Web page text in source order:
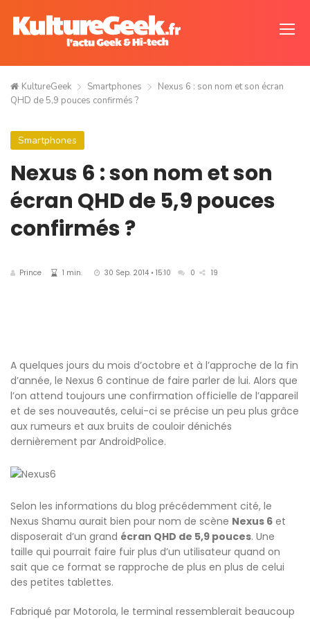
KultureGeek Smartphones
Nexus 6 : son nom et son écran
QHD de 5,9 pouces confirmés ?
Smartphones
Nexus 6 : son nom et son
écran QHD de 5,9 pouces
confirmés ?
Prince 1 min. 30 Sep. 2014 • 15:10 0 19
A quelques jours du mois d’octobre et à l’approche de la fin
d’année, le Nexus 6 continue de faire parler de lui. Alors que
l’on attend toujours une confirmation officielle de l’appareil
et de ses nouveautés, celui-ci se précise un peu plus grâce
aux rumeurs et aux bruits de couloir dénichés
dernièrement par AndroidPolice.
Selon les informations du blog précédemment cité, le
Nexus Shamu aurait bien pour nom de scène Nexus 6 et
disposerait d’un grand écran QHD de 5,9 pouces. Une
taille qui pourrait faire fuir plus d’un utilisateur quand on
sait que ce format se rapproche de plus en plus de celui
des petites tablettes.
Fabriqué par Motorola, le terminal ressemblerait beaucoup